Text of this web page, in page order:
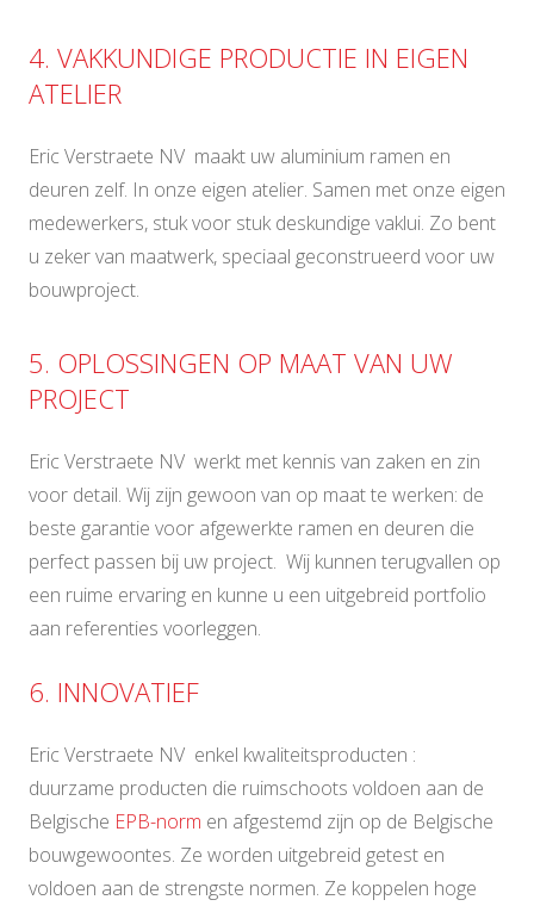
4. VAKKUNDIGE PRODUCTIE IN EIGEN
ATELIER
Eric Verstraete NV maakt uw aluminium ramen en
deuren zelf. In onze eigen atelier. Samen met onze eigen
medewerkers, stuk voor stuk deskundige vaklui. Zo bent
u zeker van maatwerk, speciaal geconstrueerd voor uw
bouwproject.
5. OPLOSSINGEN OP MAAT VAN UW
PROJECT
Eric Verstraete NV werkt met kennis van zaken en zin
voor detail. Wij zijn gewoon van op maat te werken: de
beste garantie voor afgewerkte ramen en deuren die
perfect passen bij uw project. Wij kunnen terugvallen op
een ruime ervaring en kunne u een uitgebreid portfolio
aan referenties voorleggen.
6. INNOVATIEF
Eric Verstraete NV enkel kwaliteitsproducten :
duurzame producten die ruimschoots voldoen aan de
Belgische EPB-norm en afgestemd zijn op de Belgische
bouwgewoontes. Ze worden uitgebreid getest en
voldoen aan de strengste normen. Ze koppelen hoge